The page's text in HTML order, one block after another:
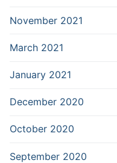
November 2021
March 2021
January 2021
December 2020
October 2020
September 2020